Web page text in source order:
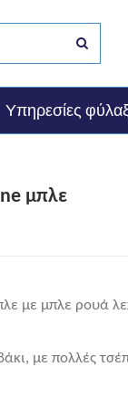
Υπηρεσίες
μπλε
µε µπλε ρoυά
µε πoλλές